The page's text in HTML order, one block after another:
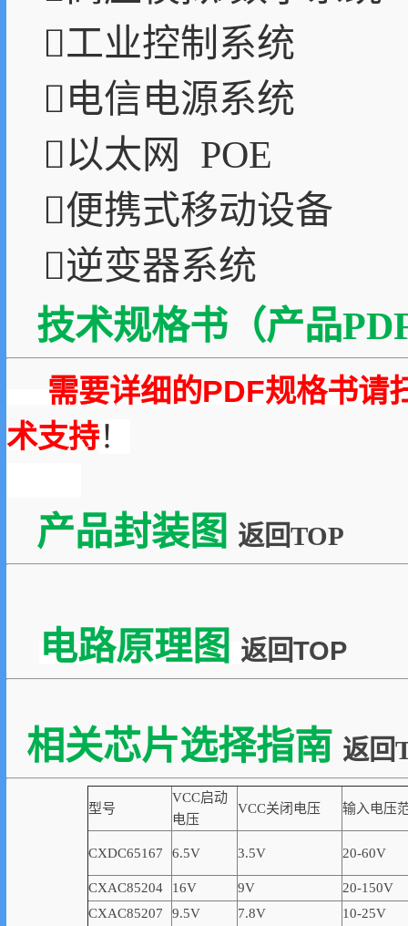
工业控制系统
电信电源系统
以太网 POE
便携式移动设备
逆变器系统
技术规格书（产品
需要详细的PDF规格书请
术支持！
产品封装图 返回TOP
电路原理图 返回TOP
相关芯片选择指南 返回
型号
VCC启动
电压
VCC关闭电压 输入电压
CXDC65167 6.5V 3.5V 20-60V
CXAC85204 16V 9V
20-150V
CXAC85207
9.5V 7.8V
10-25V